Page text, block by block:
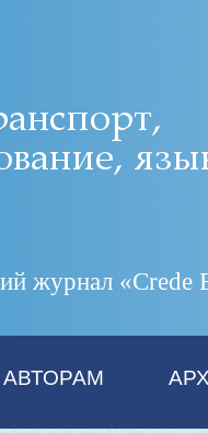
журнал «Crede
АВТОРАМ